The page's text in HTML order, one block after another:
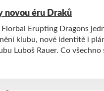
novou éru Draků
Erupting Dragons
klubu, nové identitě i
Luboš Rauer. Co